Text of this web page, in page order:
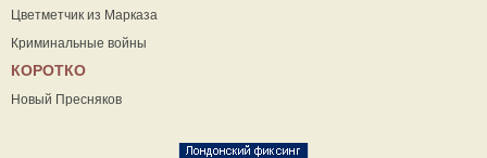
Цветметчик из Марказа
Криминальные войны
КОРОТКО
Новый Пресняков